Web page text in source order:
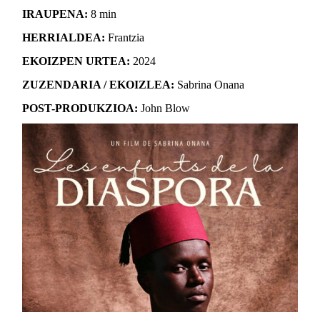
IRAUPENA: 8 min
HERRIALDEA: Frantzia
EKOIZPEN URTEA: 2024
ZUZENDARIA / EKOIZLEA: Sabrina Onana
POST-PRODUKZIOA: John Blow